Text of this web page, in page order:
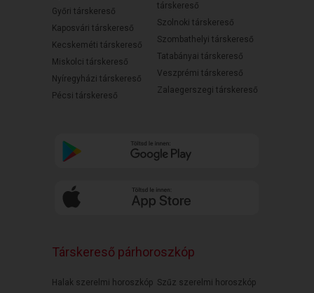
Győri társkereső
Kaposvári társkereső
Kecskeméti társkereső
Miskolci társkereső
Nyíregyházi társkereső
Pécsi társkereső
társkereső
Szolnoki társkereső
Szombathelyi társkereső
Tatabányai társkereső
Veszprémi társkereső
Zalaegerszegi társkereső
Társkereső párhoroszkóp
Halak szerelmi horoszkóp Szűz szerelmi horoszkóp